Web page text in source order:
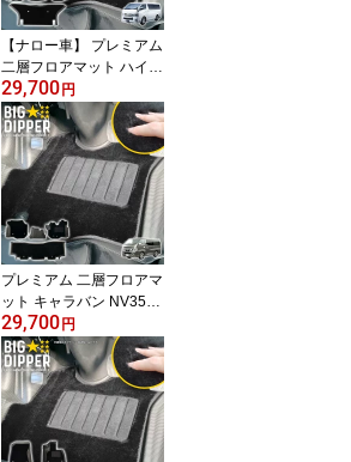
【ナロー車】 プレミアム
二層フロアマット ハイエ
ースバン 200系 5人乗り
S-GL 標準ボディ 運転席
助手席 2列目 TOYOTA ト
ヨタ 二重マット 2重マッ
トフロアマット TPE材質
ポリエステル繊維 立体成
型 絨毯マット ズレ防止
内装 車内
29,700円
プレミアム 二層フロアマ
ット キャラバン NV350
E26型 運転席 助手席 2列
目 日産 NISSAN ニッサ
ン 二重マット 2重マット
フロアマット TPE材質
ポリエステル繊維 立体成
型 絨毯マット カーマッ
ト 上質な絨毯マットと3
29,700円